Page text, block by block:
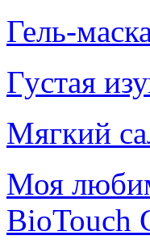
Гель-
Густая
Мягкий
Моя
BioTouch